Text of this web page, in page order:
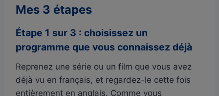
Mes 3 étapes
Étape 1 sur 3 : choisissez un
programme que vous connaissez déjà
Reprenez une série ou un film que vous avez
déjà vu en français, et regardez-le cette fois
entièrement en anglais. Comme vous